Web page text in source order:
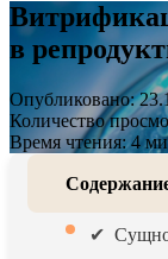
в
Опубликовано:
Количество
Время чтения: 4